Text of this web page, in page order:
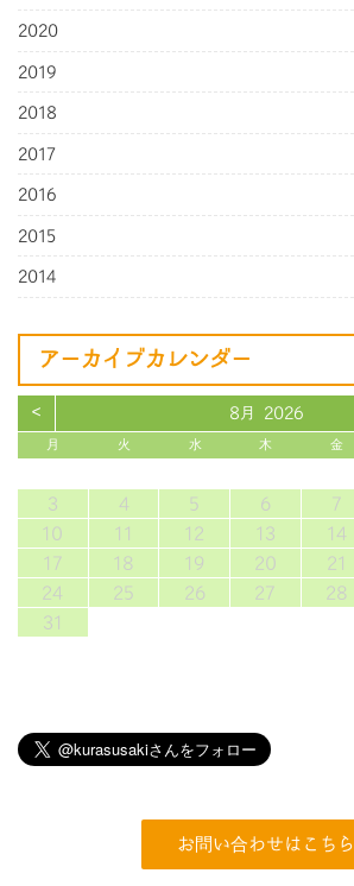
2020
2019
2018
2017
2016
2015
2014
アーカイブカレンダー
< 8月 2026
月 火 水 木 金
3
4 5 6 7
10
11 12 13 14
17
18 19 20 21
24
25 26 27 28
31
お問い合わせはこちら